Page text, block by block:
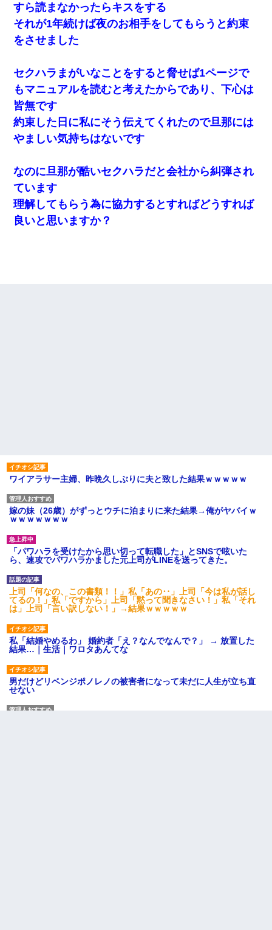
すら読まなかったらキスをする
それが1年続けば夜のお相手をしてもらうと約束
をさせました
セクハラまがいなことをすると脅せば1ページで
もマニュアルを読むと考えたからであり、下心は
皆無です
約束した日に私にそう伝えてくれたので旦那には
やましい気持ちはないです
なのに旦那が酷いセクハラだと会社から糾弾され
ています
理解してもらう為に協力するとすればどうすれば
良いと思いますか？
ワイアラサー主婦、昨晩久しぶりに夫と致した結果ｗｗｗｗｗ
嫁の妹（26歳）がずっとウチに泊まりに来た結果→俺がヤバイｗ
ｗｗｗｗｗｗｗ
「パワハラを受けたから思い切って転職した」とSNSで呟いた
ら、速攻でパワハラかました元上司がLINEを送ってきた。
上司「何なの、この書類！！」私「あの‥」上司「今は私が話し
てるの！」私「ですから」上司「黙って聞きなさい！」私「それ
は」上司「言い訳しない！」→結果ｗｗｗｗｗ
私「結婚やめるわ」 婚約者「え？なんでなんで？」 → 放置した
結果…｜生活｜ワロタあんてな
男だけどリベンジポノレノの被害者になって未だに人生が立ち直
せない